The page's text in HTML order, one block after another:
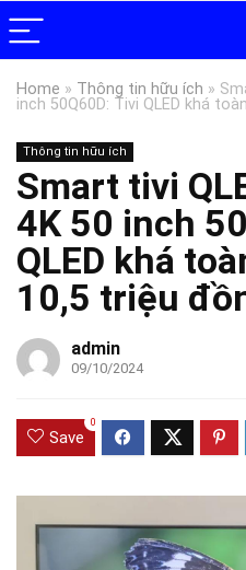
Home » Thông tin hữu ích »
inch 50Q60D: Tivi QLED khá
Thông tin hữu ích
Smart tivi
4K 50 inch
QLED khá
10,5 triệu
admin
09/10/2024
Save
0